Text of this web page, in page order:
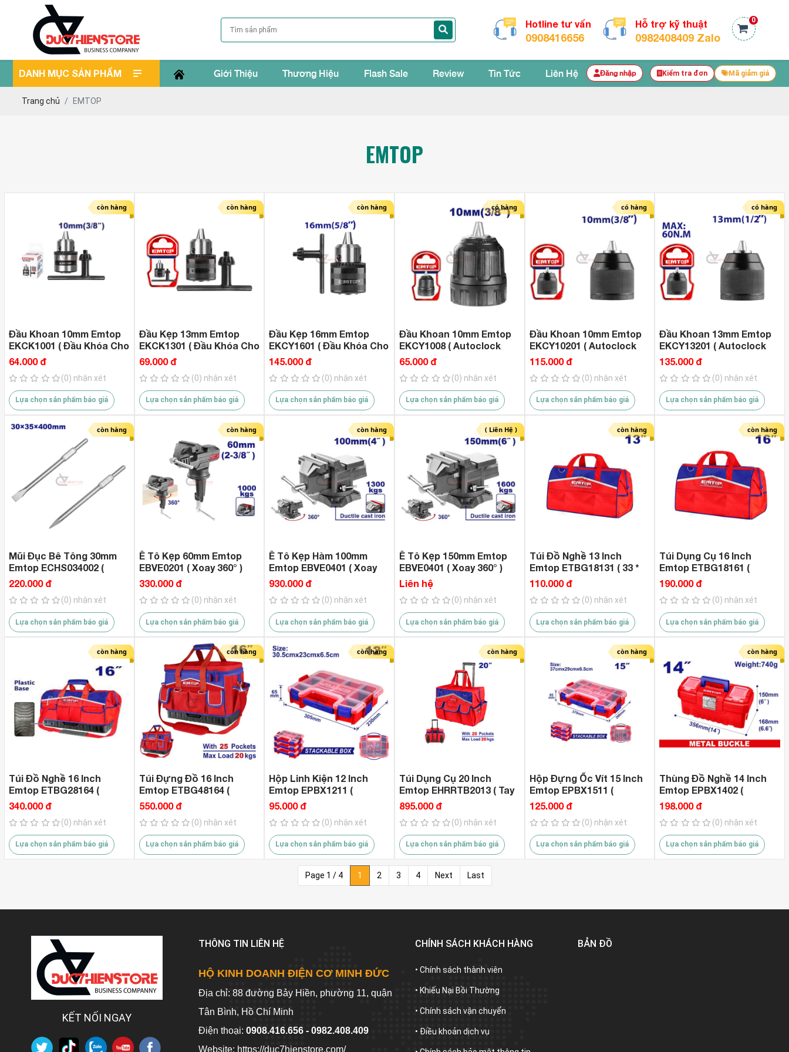
Hotline tư vấn
0908416656
Hỗ trợ kỹ thuật
0982408409 Zalo
0
DANH MỤC SẢN PHẨM Giới Thiệu Thương Hiệu Flash Sale Review Tin Tức Liên Hệ Đăng nhập Kiểm tra đơn Mã giảm giá
Trang chủ EMTOP
EMTOP
còn hàng
Đầu Khoan 10mm Emtop
EKCK1001 ( Đầu Khóa Cho
Khoan Điện )
64.000 đ
(0) nhận xét
Lựa chọn sản phẩm báo giá
còn hàng
Đầu Kẹp 13mm Emtop
EKCK1301 ( Đầu Khóa Cho
Khoan Điện )
69.000 đ
(0) nhận xét
Lựa chọn sản phẩm báo giá
còn hàng
Đầu Kẹp 16mm Emtop
EKCY1601 ( Đầu Khóa Cho
Khoan Điện )
145.000 đ
(0) nhận xét
Lựa chọn sản phẩm báo giá
có hàng
Đầu Khoan 10mm Emtop
EKCY1008 ( Autoclock
Cho Khoan Pin )
65.000 đ
(0) nhận xét
Lựa chọn sản phẩm báo giá
có hàng
Đầu Khoan 10mm Emtop
EKCY10201 ( Autoclock
Cho Khoan Pin )
115.000 đ
(0) nhận xét
Lựa chọn sản phẩm báo giá
có hàng
Đầu Khoan 13mm Emtop
EKCY13201 ( Autoclock
135.000 đ
(0) nhận xét
Lựa chọn sản phẩm báo giá
còn hàng
Mũi Đục Bê Tông 30mm
Emtop ECHS034002 (
30*35*400mm )
220.000 đ
(0) nhận xét
Lựa chọn sản phẩm báo giá
còn hàng
Ê Tô Kẹp 60mm Emtop
EBVE0201 ( Xoay 360° )
330.000 đ
(0) nhận xét
Lựa chọn sản phẩm báo giá
còn hàng
Ê Tô Kẹp Hàm 100mm
Emtop EBVE0401 ( Xoay
360° )
930.000 đ
(0) nhận xét
Lựa chọn sản phẩm báo giá
( Liên Hệ )
Ê Tô Kẹp 150mm Emtop
EBVE0401 ( Xoay 360° )
Liên hệ
(0) nhận xét
Lựa chọn sản phẩm báo giá
còn hàng
Túi Đồ Nghề 13 Inch
Emtop ETBG18131 ( 33 *
21 * 18cm )
110.000 đ
(0) nhận xét
Lựa chọn sản phẩm báo giá
còn hàng
Túi Dụng Cụ 16 Inch
Emtop ETBG18161 (
41*29*21cm )
190.000 đ
(0) nhận xét
Lựa chọn sản phẩm báo giá
còn hàng
Túi Đồ Nghề 16 Inch
Emtop ETBG28164 (
41*23.5*26cm )
340.000 đ
(0) nhận xét
Lựa chọn sản phẩm báo giá
còn hàng
Túi Đựng Đồ 16 Inch
Emtop ETBG48164 (
44*25*33cm )
550.000 đ
(0) nhận xét
Lựa chọn sản phẩm báo giá
còn hàng
Hộp Linh Kiện 12 Inch
Emtop EPBX1211 (
305*230*65mm )
95.000 đ
(0) nhận xét
Lựa chọn sản phẩm báo giá
còn hàng
Túi Dụng Cụ 20 Inch
Emtop EHRRTB2013 ( Tay
Cầm , Bánh Xe Kéo )
895.000 đ
(0) nhận xét
Lựa chọn sản phẩm báo giá
còn hàng
Hộp Đựng Ốc Vít 15 Inch
Emtop EPBX1511 (
370*290*65mm )
125.000 đ
(0) nhận xét
Lựa chọn sản phẩm báo giá
còn hàng
Thùng Đồ Nghề 14 Inch
Emtop EPBX1402 (
356*168*160mm )
198.000 đ
(0) nhận xét
Lựa chọn sản phẩm báo giá
Page 1 / 4 1 2 3 4 Next Last
KẾT NỐI NGAY
THÔNG TIN LIÊN HỆ
HỘ KINH DOANH ĐIỆN CƠ MINH ĐỨC
Địa chỉ: 88 đường Bảy Hiền, phường 11, quận
Tân Bình, Hồ Chí Minh
Điện thoại:0908.416.656 - 0982.408.409
Website: https://duc7hienstore.com/
CHÍNH SÁCH KHÁCH HÀNG
• Chính sách thành viên
• Khiếu Nại Bồi Thường
• Chính sách vận chuyển
• Điều khoản dịch vụ
BẢN ĐỒ